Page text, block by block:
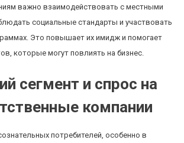
важно взаимодействовать с местными
социальные стандарты и участвовать
Это повышает их имидж и помогает
которые могут повлиять на бизнес.
сегмент и спрос на
компании
потребителей, особенно в